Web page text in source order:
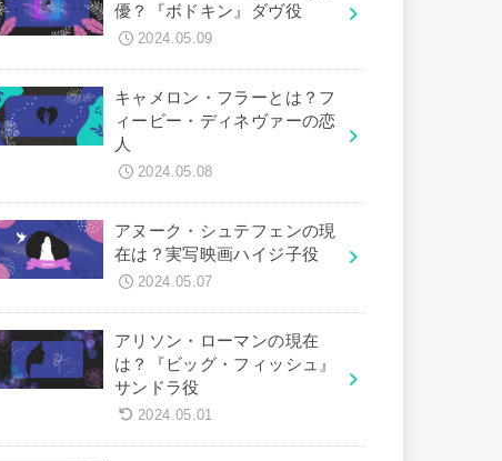
優？『ボドキン』ダヴ役
2024.05.09
キャメロン・フラーとは？フ
ィービー・ディネヴァーの恋
人
2024.05.08
アヌーク・シュテフェンの現
在は？実写映画ハイジ子役
2024.05.07
アリソン・ローマンの現在
は？『ビッグ・フィッシュ』
サンドラ役
2024.05.01